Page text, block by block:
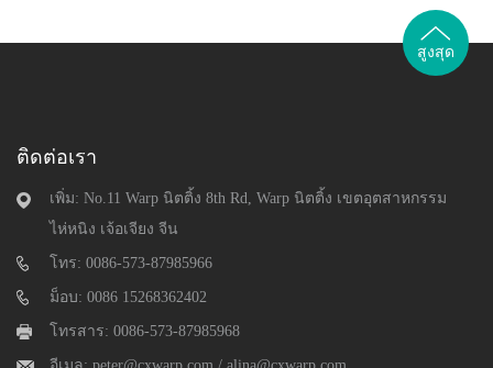
ติดต่อเรา
เพิ่ม: No.11 Warp นิตติ้ง 8th Rd, Warp นิตติ้ง เขตอุตสาหกรรม
ไห่หนิง เจ้อเจียง จีน
โทร: 0086-573-87985966
ม็อบ: 0086 15268362402
โทรสาร: 0086-573-87985968
สูงสุด